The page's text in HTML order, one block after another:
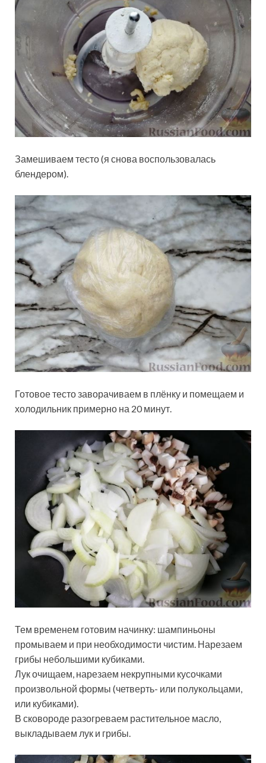
Замешиваем тесто (я снова воспользовалась
блендером).
Готовое тесто заворачиваем в плёнку и помещаем и
холодильник примерно на 20 минут.
Тем временем готовим начинку: шампиньоны
промываем и при необходимости чистим. Нарезаем
грибы небольшими кубиками.
Лук очищаем, нарезаем некрупными кусочками
произвольной формы (четверть- или полукольцами,
или кубиками).
В сковороде разогреваем растительное масло,
выкладываем лук и грибы.